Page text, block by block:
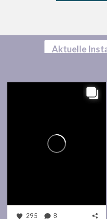
Aktuelle
295 8